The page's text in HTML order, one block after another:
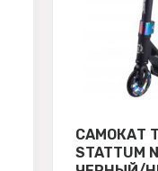
САМОКАТ
STATTUM